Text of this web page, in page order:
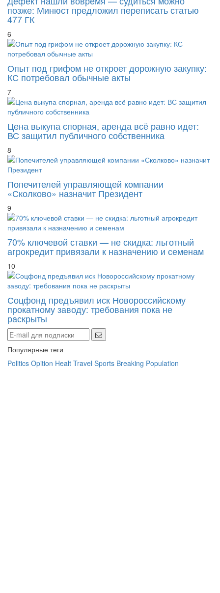
Дефект нашли вовремя — судиться можно
позже: Минюст предложил переписать статью
477 ГК
6
Опыт под грифом не откроет дорожную закупку:
КС потребовал обычные акты
7
Цена выкупа спорная, аренда всё равно идет:
ВС защитил публичного собственника
8
Попечителей управляющей компании
«Сколково» назначит Президент
9
70% ключевой ставки — не скидка: льготный
агрокредит привязали к назначению и семенам
10
Соцфонд предъявил иск Новороссийскому
прокатному заводу: требования пока не
раскрыты
Популярные теги